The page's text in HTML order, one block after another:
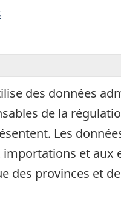
des données
de la
Les
et
des provinces et